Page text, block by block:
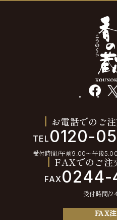
facebook
お電話でのご
TEL 0120-
受付時間/午前9:00〜午後5:00
FAXでのご注
FAX0244-
受付時間/
FAX